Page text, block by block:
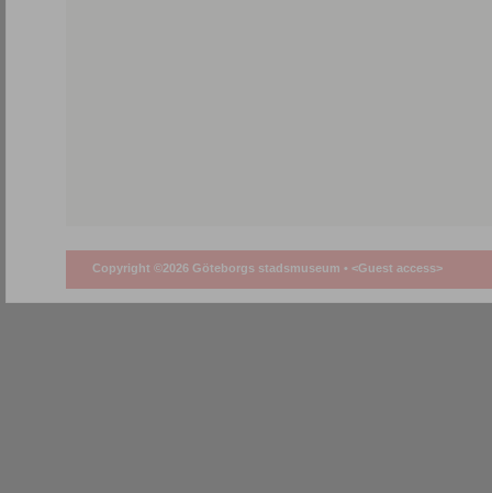
Copyright ©2026 Göteborgs stadsmuseum • <Guest access>